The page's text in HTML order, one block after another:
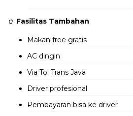
🥤 Fasilitas Tambahan
Makan free gratis
AC dingin
Via Tol Trans Java
Driver profesional
Pembayaran bisa ke driver